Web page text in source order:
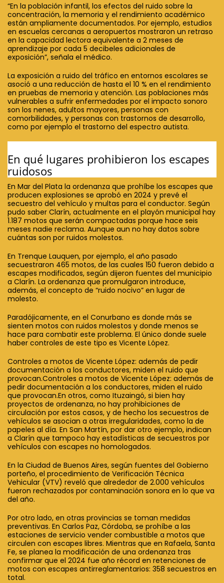
“En la población infantil, los efectos del ruido sobre la
concentración, la memoria y el rendimiento académico
están ampliamente documentados. Por ejemplo, estudios
en escuelas cercanas a aeropuertos mostraron un retraso
en la capacidad lectora equivalente a 2 meses de
aprendizaje por cada 5 decibeles adicionales de
exposición”, señala el médico.
La exposición a ruido del tráfico en entornos escolares se
asoció a una reducción de hasta el 10 % en el rendimiento
en pruebas de memoria y atención. Las poblaciones más
vulnerables a sufrir enfermedades por el impacto sonoro
son los nenes, adultos mayores, personas con
comorbilidades, y personas con trastornos de desarrollo,
como por ejemplo el trastorno del espectro autista.
En qué lugares prohibieron los escapes
ruidosos
En Mar del Plata la ordenanza que prohíbe los escapes que
producen explosiones se aprobó en 2024 y prevé el
secuestro del vehículo y multas para el conductor. Según
pudo saber Clarín, actualmente en el playón municipal hay
1.187 motos que serán compactadas porque hace seis
meses nadie reclama. Aunque aun no hay datos sobre
cuántas son por ruidos molestos.
En Trenque Lauquen, por ejemplo, el año pasado
secuestraron 465 motos, de las cuales 150 fueron debido a
escapes modificados, según dijeron fuentes del municipio
a Clarín. La ordenanza que promulgaron introduce,
además, el concepto de “ruido nocivo” en lugar de
molesto.
Paradójicamente, en el Conurbano es donde más se
sienten motos con ruidos molestos y donde menos se
hace para combatir este problema. El único donde suele
haber controles de este tipo es Vicente López.
Controles a motos de Vicente López: además de pedir
documentación a los conductores, miden el ruido que
provocan.Controles a motos de Vicente López: además de
pedir documentación a los conductores, miden el ruido
que provocan.En otros, como Ituzaingó, si bien hay
proyectos de ordenanza, no hay prohibiciones de
circulación por estos casos, y de hecho los secuestros de
vehículos se asocian a otras irregularidades, como la de
papeles al día. En San Martín, por dar otro ejemplo, indican
a Clarín que tampoco hay estadísticas de secuestros por
vehículos con escapes no homologados.
En la Ciudad de Buenos Aires, según fuentes del Gobierno
porteño, el procedimiento de Verificación Técnica
Vehicular (VTV) reveló que alrededor de 2.000 vehículos
fueron rechazados por contaminación sonora en lo que va
del año.
Por otro lado, en otras provincias se toman medidas
preventivas. En Carlos Paz, Córdoba, se prohíbe a las
estaciones de servicio vender combustible a motos que
circulen con escapes libres. Mientras que en Rafaela, Santa
Fe, se planea la modificación de una ordenanza tras
confirmar que el 2024 fue año récord en retenciones de
motos con escapes antirreglamentarios: 358 secuestros en
total.